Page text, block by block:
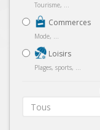
Tourisme, ...
Commerces
Mode, ...
Loisirs
Plages, sports, ...
Tous